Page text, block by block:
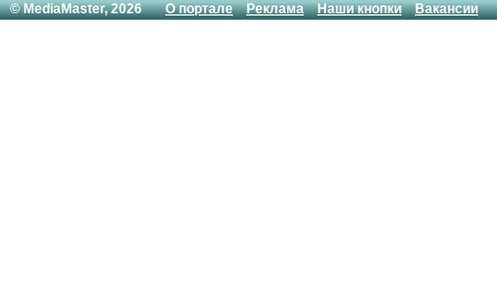
© MediaMaster, 2026О портале Реклама Наши кнопки Вакансии